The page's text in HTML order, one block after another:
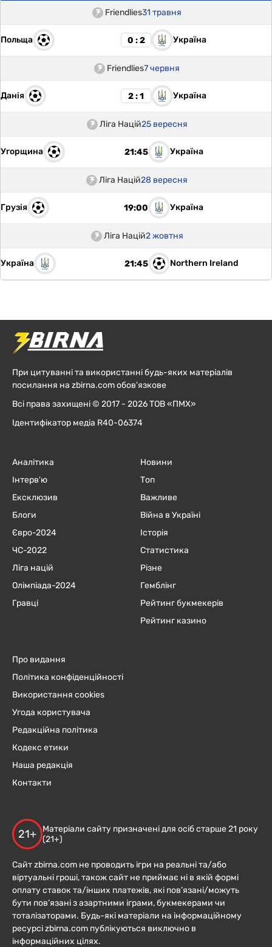
Friendlies31 травня
Польща 0 : 2 Україна
Friendlies7 червня
Данія 2 : 1 Україна
Ліга Націй25 вересня
Угорщина 21:45 Україна
Ліга Націй28 вересня
Грузія 19:00 Україна
Ліга Націй2 жовтня
Україна 21:45 Northern Ireland
При цитуванні та використанні будь-яких матеріалів
посилання на zbirna.com обов'язкове
Всі права захищені © 2017 - 2026 ТОВ «ПМХ»
Ідентифікатор медіа R40-06374
Аналітика
Інтерв'ю
Ексклюзив
Блоги
Євро-2024
ЧC-2022
Ліга націй
Олімпіада-2024
Гравці
Новини
Топ
Важливе
Війна в Україні
Історія
Статистика
Різне
Гемблінг
Рейтинг букмекерів
Рейтинг казино
Про видання
Політика конфіденційності
Використання cookies
Угода користувача
Редакційна політика
Кодекс етики
Наша редакція
Контакти
21+
Матеріали сайту призначені для осіб старше 21 року
(21+)
Сайт zbirna.com не проводить ігри на реальні та/або
віртуальні гроші, також сайт не приймає ні в якій формі
оплату ставок та/інших платежів, які пов’язані/можуть
бути пов’язані з азартними іграми, букмекерами чи
тоталізаторами. Будь-які матеріали на інформаційному
ресурсі zbirna.com публікуються виключно в
інформаційних цілях.